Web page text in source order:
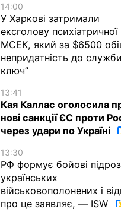
14:00
У Харкові затримали
ексголову психіатричної
МСЕК, який за $6500
непридатність до служби
ключ”
13:41
Кая Каллас оголосила
нові санкції ЄС проти
через удари по Україні
13:30
РФ формує бойові
українських
військовополонених і
про це заявляє, — ISW